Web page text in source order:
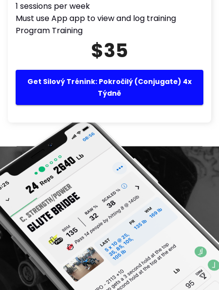
1 sessions per week
Must use App app to view and log training
Program Training
$35
Get Silový Trénink: Pokročilý (Conjugate) 4x
Týdně